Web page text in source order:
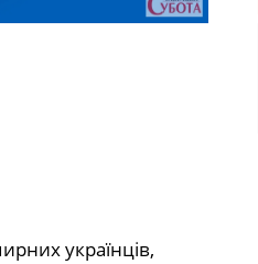
українців,